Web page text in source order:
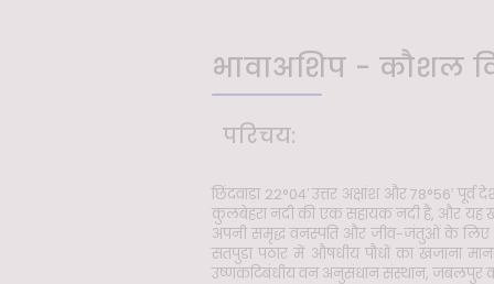
भावाअशिप - कौशल
परिचय:
छिंदवाड़ा 22°04′ उत्तर अक्षांश और 78°56′
कुलबेहरा नदी की एक सहायक नदी है, और यह खुले
अपनी समृद्ध वनस्पति और जीव-जंतुओं के लिए
सतपुड़ा पठार में औषधीय पौधों का खजाना
उष्णकटिबंधीय वन अनुसंधान संस्थान, जबलपुर का